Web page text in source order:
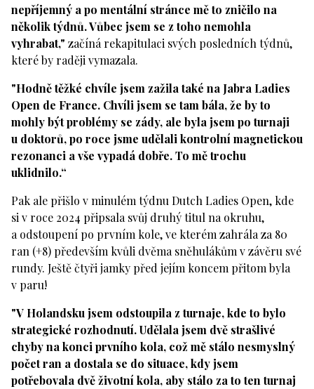
nepříjemný a po mentální stránce mě to zničilo na
několik týdnů. Vůbec jsem se z toho nemohla
vyhrabat," začíná rekapitulaci svých posledních týdnů,
které by raději vymazala.
"Hodně těžké chvíle jsem zažila také na Jabra Ladies
Open de France. Chvíli jsem se tam bála, že by to
mohly být problémy se zády, ale byla jsem po turnaji
u doktorů, po roce jsme udělali kontrolní magnetickou
rezonanci a vše vypadá dobře. To mě trochu
uklidnilo.“
Pak ale přišlo v minulém týdnu Dutch Ladies Open, kde
si v roce 2024 připsala svůj druhý titul na okruhu,
a odstoupení po prvním kole, ve kterém zahrála za 80
ran (+8) především kvůli dvěma sněhulákům v závěru své
rundy. Ještě čtyři jamky před jejím koncem přitom byla
v paru!
"V Holandsku jsem odstoupila z turnaje, kde to bylo
strategické rozhodnutí. Udělala jsem dvě strašlivé
chyby na konci prvního kola, což mě stálo nesmyslný
počet ran a dostala se do situace, kdy jsem
potřebovala dvě životní kola, aby stálo za to ten turnaj